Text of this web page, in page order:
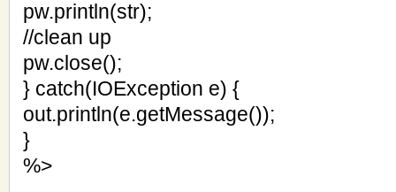
pw.println(str);
//clean up
pw.close();
} catch(IOException e) {
out.println(e.getMessage());
}
%>